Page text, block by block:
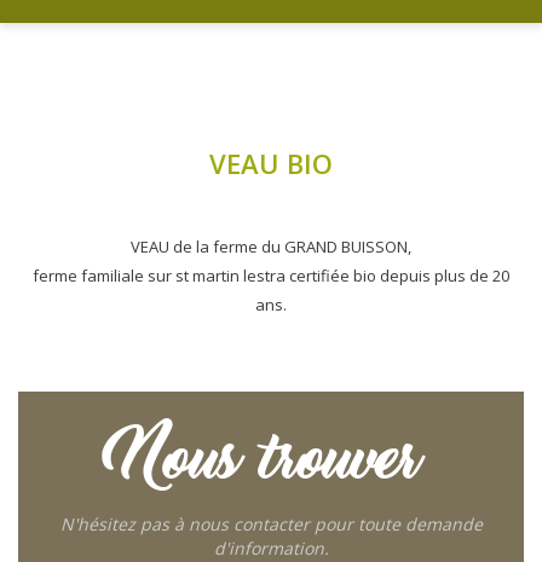
VEAU BIO
VEAU de la ferme du GRAND BUISSON,
ferme familiale sur st martin lestra certifiée bio depuis plus de 20
ans.
Nous trouver
N'hésitez pas à nous contacter pour toute demande
d'information.